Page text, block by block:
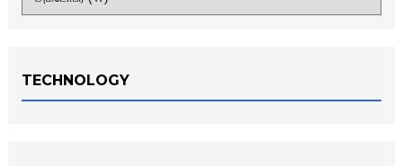
TECHNOLOGY